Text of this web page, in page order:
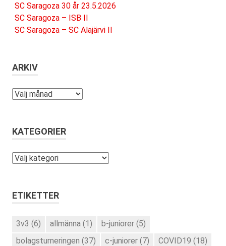
SC Saragoza 30 år 23.5.2026
SC Saragoza – ISB II
SC Saragoza – SC Alajärvi II
ARKIV
Arkiv
KATEGORIER
Kategorier
ETIKETTER
3v3 (6) allmänna (1) b-juniorer (5)
bolagsturneringen (37) c-juniorer (7) COVID19 (18)